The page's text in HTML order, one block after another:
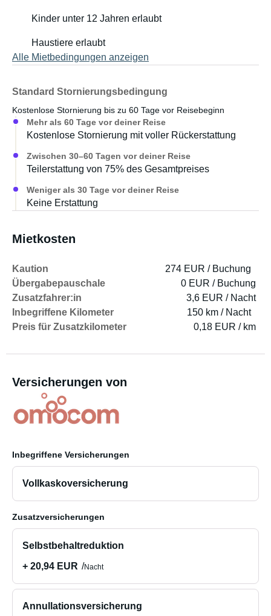
Kinder unter 12 Jahren erlaubt
Haustiere erlaubt
Alle Mietbedingungen anzeigen
Standard Stornierungsbedingung
Kostenlose Stornierung bis zu 60 Tage vor Reisebeginn
Mehr als 60 Tage vor deiner Reise
Kostenlose Stornierung mit voller Rückerstattung
Zwischen 30–60 Tagen vor deiner Reise
Teilerstattung von 75% des Gesamtpreises
Weniger als 30 Tage vor deiner Reise
Keine Erstattung
Mietkosten
Kaution
274 EUR / Buchung
Übergabepauschale
0 EUR / Buchung
Zusatzfahrer:in
3,6 EUR / Nacht
Inbegriffene Kilometer
150 km / Nacht
Preis für Zusatzkilometer
0,18 EUR / km
Versicherungen von
Inbegriffene Versicherungen
Vollkaskoversicherung
Zusatzversicherungen
Selbstbehaltreduktion
+ 20,94 EUR
Nacht
Annullationsversicherung